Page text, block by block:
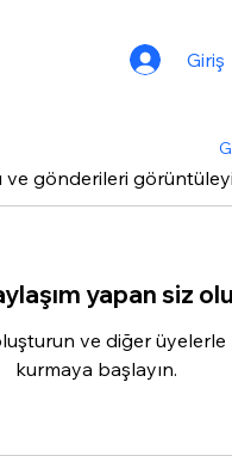
Giriş
ve gönderileri
yapan siz
ve diğer üyelerle
kurmaya başlayın.